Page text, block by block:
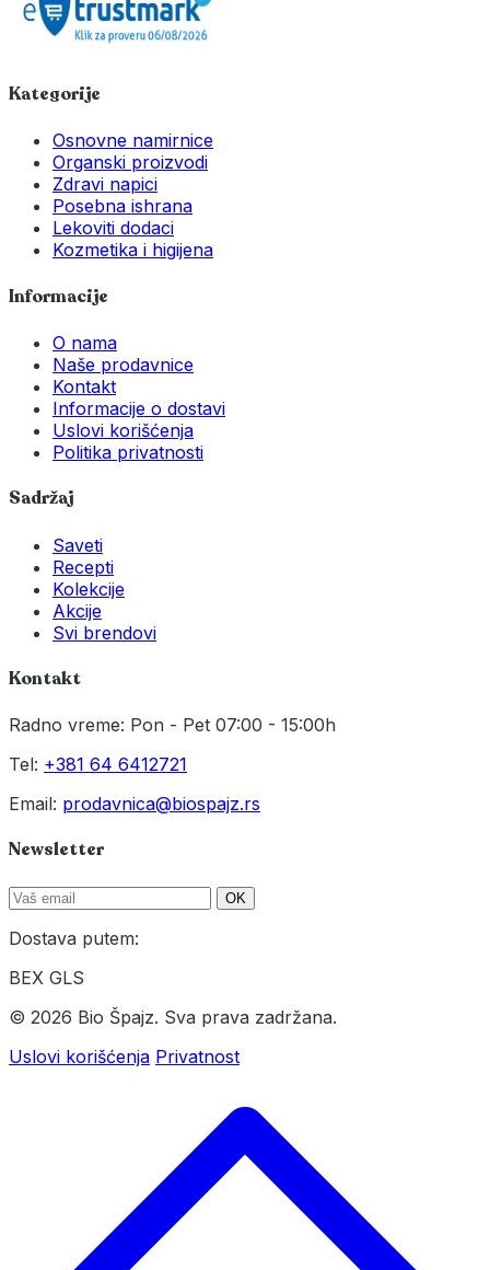
Kategorije
Osnovne namirnice
Organski proizvodi
Zdravi napici
Posebna ishrana
Lekoviti dodaci
Kozmetika i higijena
Informacije
O nama
Naše prodavnice
Kontakt
Informacije o dostavi
Uslovi korišćenja
Politika privatnosti
Sadržaj
Saveti
Recepti
Kolekcije
Akcije
Svi brendovi
Kontakt
Radno vreme: Pon - Pet 07:00 - 15:00h
Tel: +381 64 6412721
Email: prodavnica@biospajz.rs
Newsletter
OK
Dostava putem:
BEX GLS
© 2026 Bio Špajz. Sva prava zadržana.
Uslovi korišćenja Privatnost